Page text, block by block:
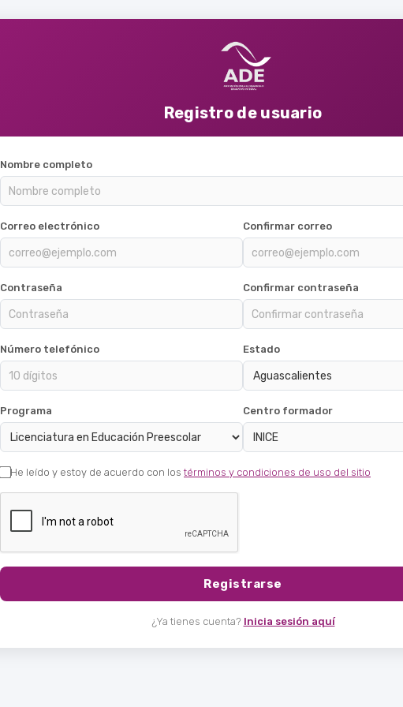
Registro de usuario
Nombre completo
Correo electrónico Confirmar correo
Contraseña Confirmar contraseña
Número telefónico Estado
Programa Centro formador
He leído y estoy de acuerdo con los términos y condiciones de uso del sitio
Registrarse
¿Ya tienes cuenta? Inicia sesión aquí